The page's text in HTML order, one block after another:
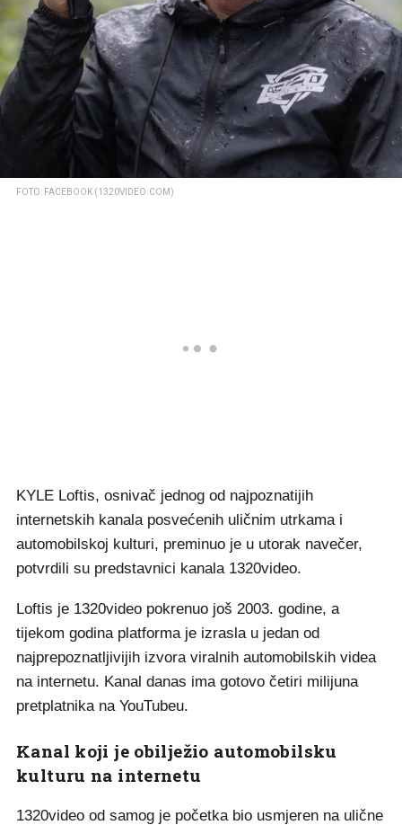
FOTO: FACEBOOK (1320VIDEO.COM)
KYLE Loftis, osnivač jednog od najpoznatijih
internetskih kanala posvećenih uličnim utrkama i
automobilskoj kulturi, preminuo je u utorak navečer,
potvrdili su predstavnici kanala 1320video.
Loftis je 1320video pokrenuo još 2003. godine, a
tijekom godina platforma je izrasla u jedan od
najprepoznatljivijih izvora viralnih automobilskih videa
na internetu. Kanal danas ima gotovo četiri milijuna
pretplatnika na YouTubeu.
Kanal koji je obilježio automobilsku
kulturu na internetu
1320video od samog je početka bio usmjeren na ulične